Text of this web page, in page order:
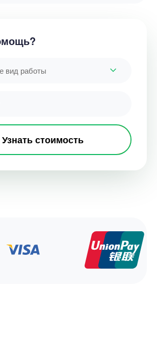
вид работы
Узнать стоимость